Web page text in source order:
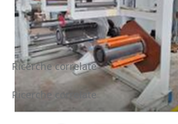
28/09/2026
Ricerche correlate
Ricerche correlate